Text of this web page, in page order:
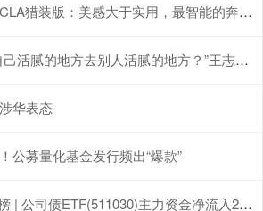
美感大于实用，最智能的奔驰成为品牌独苗_mm_Brake_玻璃
别人活腻的地方？”王志文犀利发问，嘉恒小包团用文化沉浸给出答案
华表态
公募量化基金发行频出“爆款”
主力资金净流入2.09亿元，居全市场第一梯队-20260309